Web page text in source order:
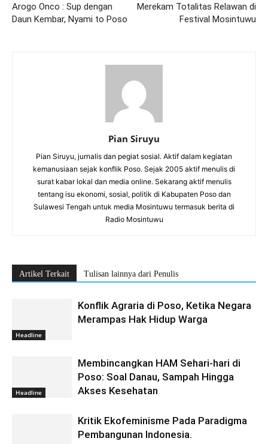
Arogo Onco : Sup dengan
Daun Kembar, Nyami to Poso
Merekam Totalitas Relawan di
Festival Mosintuwu
Pian Siruyu
Pian Siruyu, jurnalis dan pegiat sosial. Aktif dalam kegiatan
kemanusiaan sejak konflik Poso. Sejak 2005 aktif menulis di
surat kabar lokal dan media online. Sekarang aktif menulis
tentang isu ekonomi, sosial, politik di Kabupaten Poso dan
Sulawesi Tengah untuk media Mosintuwu termasuk berita di
Radio Mosintuwu
Artikel Terkait Tulisan lainnya dari Penulis
Headline
Konflik Agraria di Poso, Ketika Negara
Merampas Hak Hidup Warga
Headline
Membincangkan HAM Sehari-hari di
Poso: Soal Danau, Sampah Hingga
Akses Kesehatan
Kritik Ekofeminisme Pada Paradigma
Pembangunan Indonesia.